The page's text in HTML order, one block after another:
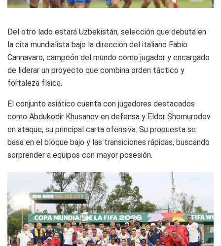
Del otro lado estará Uzbekistán, selección que debuta en
la cita mundialista bajo la dirección del italiano Fabio
Cannavaro, campeón del mundo como jugador y encargado
de liderar un proyecto que combina orden táctico y
fortaleza física.
El conjunto asiático cuenta con jugadores destacados
como Abdukodir Khusanov en defensa y Eldor Shomurodov
en ataque, su principal carta ofensiva. Su propuesta se
basa en el bloque bajo y las transiciones rápidas, buscando
sorprender a equipos con mayor posesión.